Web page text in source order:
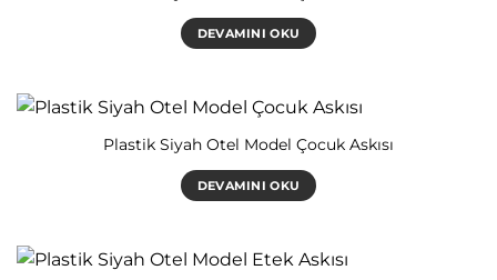
DEVAMINI OKU
Plastik Siyah Otel Model Çocuk Askısı
DEVAMINI OKU